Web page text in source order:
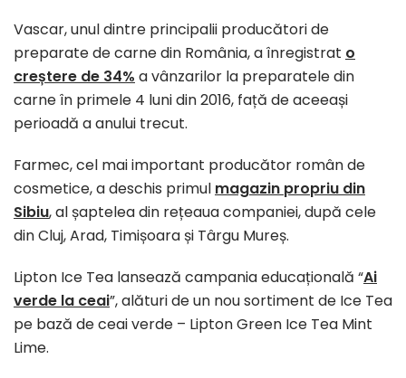
Vascar, unul dintre principalii producători de
preparate de carne din România, a înregistrat o
creștere de 34% a vânzarilor la preparatele din
carne în primele 4 luni din 2016, față de aceeași
perioadă a anului trecut.
Farmec, cel mai important producător român de
cosmetice, a deschis primul magazin propriu din
Sibiu, al șaptelea din rețeaua companiei, după cele
din Cluj, Arad, Timișoara și Târgu Mureș.
Lipton Ice Tea lansează campania educațională “Ai
verde la ceai”, alături de un nou sortiment de Ice Tea
pe bază de ceai verde – Lipton Green Ice Tea Mint
Lime.